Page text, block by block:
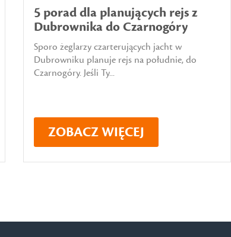
5 porad dla planujących rejs z
Dubrownika do Czarnogóry
Sporo żeglarzy czarterujących jacht w
Dubrowniku planuje rejs na południe, do
Czarnogóry. Jeśli Ty...
ZOBACZ WIĘCEJ